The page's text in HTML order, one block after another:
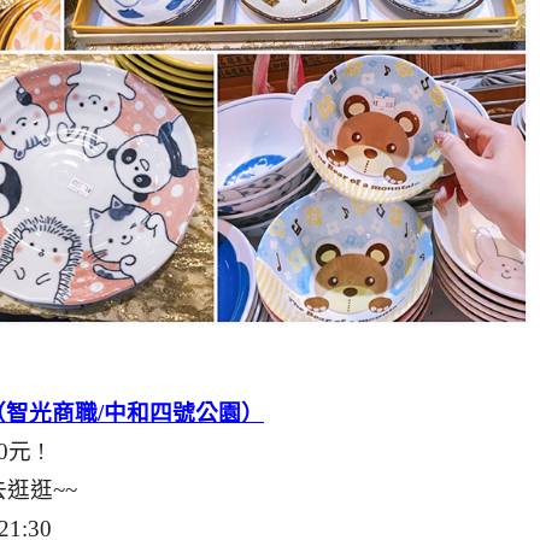
光商職/中和四號公園）
元 !
逛~~